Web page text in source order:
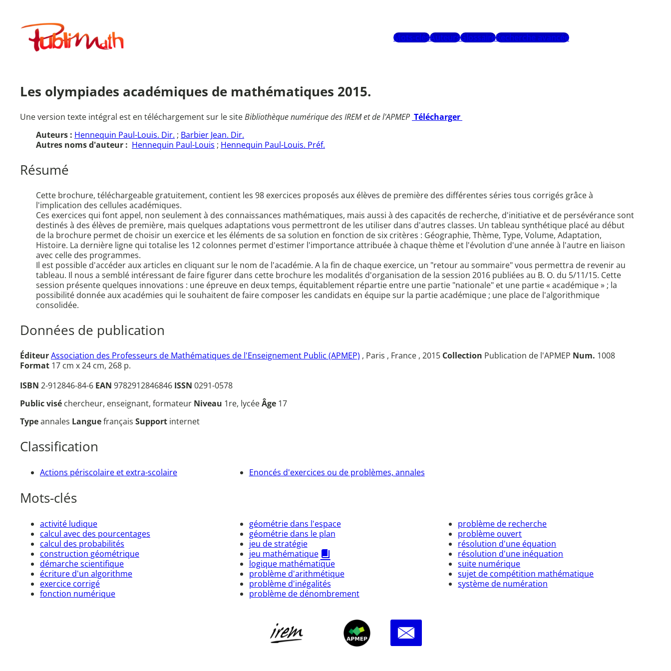
contenuPublimath
Mots-clésAuteursGlossaireRecherche avancée
Les olympiades académiques de mathématiques 2015.
Une version texte intégral est en téléchargement sur le siteBibliothèque numérique des IREM et de l'APMEP Télécharger
Auteurs : Hennequin Paul-Louis. Dir. ; Barbier Jean. Dir.
Autres noms d'auteur : Hennequin Paul-Louis ; Hennequin Paul-Louis. Préf.
Résumé
Cette brochure, téléchargeable gratuitement, contient les 98 exercices proposés aux élèves de première des différentes séries tous corrigés grâce à
l'implication des cellules académiques.
Ces exercices qui font appel, non seulement à des connaissances mathématiques, mais aussi à des capacités de recherche, d'initiative et de persévérance sont
destinés à des élèves de première, mais quelques adaptations vous permettront de les utiliser dans d'autres classes. Un tableau synthétique placé au début
de la brochure permet de choisir un exercice et les éléments de sa solution en fonction de six critères : Géographie, Thème, Type, Volume, Adaptation,
Histoire. La dernière ligne qui totalise les 12 colonnes permet d'estimer l'importance attribuée à chaque thème et l'évolution d'une année à l'autre en liaison
avec celle des programmes.
Il est possible d'accéder aux articles en cliquant sur le nom de l'académie. A la fin de chaque exercice, un "retour au sommaire" vous permettra de revenir au
tableau. Il nous a semblé intéressant de faire figurer dans cette brochure les modalités d'organisation de la session 2016 publiées au B. O. du 5/11/15. Cette
session présente quelques innovations : une épreuve en deux temps, équitablement répartie entre une partie "nationale" et une partie « académique » ; la
possibilité donnée aux académies qui le souhaitent de faire composer les candidats en équipe sur la partie académique ; une place de l'algorithmique
consolidée.
Données de publication
ÉditeurAssociation des Professeurs de Mathématiques de l'Enseignement Public (APMEP) , Paris , France , 2015 Collection Publication de l'APMEP Num. 1008
Format 17 cm x 24 cm, 268 p.
ISBN 2-912846-84-6 EAN 9782912846846 ISSN 0291-0578
Public visé chercheur, enseignant, formateur Niveau 1re, lycéeÂge 17
Typeannales Languefrançais Support internet
Classification
Actions périscolaire et extra-scolaire Enoncés d'exercices ou de problèmes, annales
Mots-clés
activité ludique
calcul avec des pourcentages
calcul des probabilités
construction géométrique
démarche scientifique
écriture d'un algorithme
exercice corrigé
fonction numérique
géométrie dans l'espace
géométrie dans le plan
jeu de stratégie
jeu mathématique
logique mathématique
problème d'arithmétique
problème d'inégalités
problème de dénombrement
problème de recherche
problème ouvert
résolution d'une équation
résolution d'une inéquation
suite numérique
sujet de compétition mathématique
système de numération